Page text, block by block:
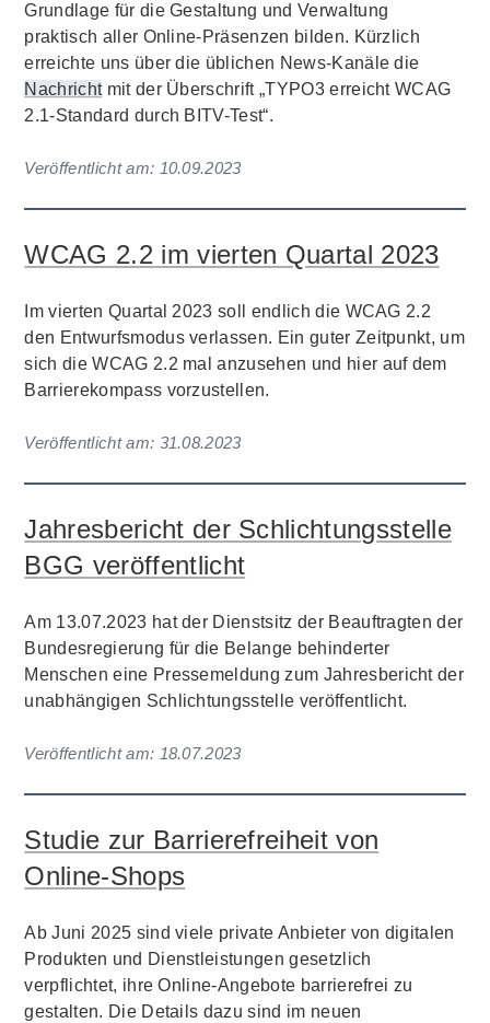
Grundlage für die Gestaltung und Verwaltung
praktisch aller Online-Präsenzen bilden. Kürzlich
erreichte uns über die üblichen News-Kanäle die
Nachrichtmit der Überschrift „TYPO3 erreicht WCAG
2.1-Standard durch BITV-Test“.
Veröffentlicht am: 10.09.2023
WCAG 2.2 im vierten Quartal 2023
Im vierten Quartal 2023 soll endlich die WCAG 2.2
den Entwurfsmodus verlassen. Ein guter Zeitpunkt, um
sich die WCAG 2.2 mal anzusehen und hier auf dem
Barrierekompass vorzustellen.
Veröffentlicht am: 31.08.2023
Jahresbericht der Schlichtungsstelle
BGG veröffentlicht
Am 13.07.2023 hat der Dienstsitz der Beauftragten der
Bundesregierung für die Belange behinderter
Menschen eine Pressemeldung zum Jahresbericht der
unabhängigen Schlichtungsstelle veröffentlicht.
Veröffentlicht am: 18.07.2023
Studie zur Barrierefreiheit von
Online-Shops
Ab Juni 2025 sind viele private Anbieter von digitalen
Produkten und Dienstleistungen gesetzlich
verpflichtet, ihre Online-Angebote barrierefrei zu
gestalten. Die Details dazu sind im neuen